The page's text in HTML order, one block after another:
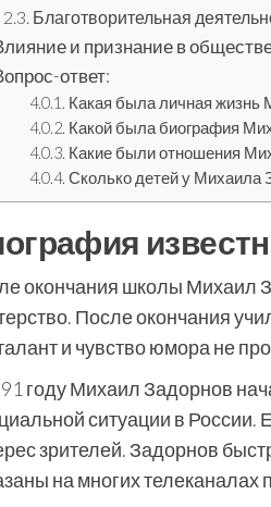
Благотворительная
и признание в
ответ:
Какая была личная жизнь
Какой была биография
Какие были отношения
Сколько детей у Михаила
окончания школы Михаил
После окончания
и чувство юмора не
году Михаил Задорнов
ситуации в
зрителей. Задорнов
на многих телеканалах